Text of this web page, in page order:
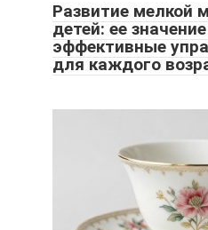
Развитие мелкой
детей: ее
эффективные
для каждого